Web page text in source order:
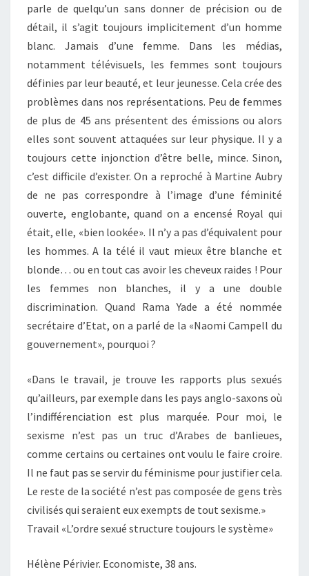
parle de quelqu’un sans donner de précision ou de
détail, il s’agit toujours implicitement d’un homme
blanc. Jamais d’une femme. Dans les médias,
notamment télévisuels, les femmes sont toujours
définies par leur beauté, et leur jeunesse. Cela crée des
problèmes dans nos représentations. Peu de femmes
de plus de 45 ans présentent des émissions ou alors
elles sont souvent attaquées sur leur physique. Il y a
toujours cette injonction d’être belle, mince. Sinon,
c’est difficile d’exister. On a reproché à Martine Aubry
de ne pas correspondre à l’image d’une féminité
ouverte, englobante, quand on a encensé Royal qui
était, elle, «bien lookée». Il n’y a pas d’équivalent pour
les hommes. A la télé il vaut mieux être blanche et
blonde… ou en tout cas avoir les cheveux raides ! Pour
les femmes non blanches, il y a une double
discrimination. Quand Rama Yade a été nommée
secrétaire d’Etat, on a parlé de la «Naomi Campell du
gouvernement», pourquoi ?
«Dans le travail, je trouve les rapports plus sexués
qu’ailleurs, par exemple dans les pays anglo-saxons où
l’indifférenciation est plus marquée. Pour moi, le
sexisme n’est pas un truc d’Arabes de banlieues,
comme certains ou certaines ont voulu le faire croire.
Il ne faut pas se servir du féminisme pour justifier cela.
Le reste de la société n’est pas composée de gens très
civilisés qui seraient eux exempts de tout sexisme.»
Travail «L’ordre sexué structure toujours le système»
Hélène Périvier. Economiste, 38 ans.